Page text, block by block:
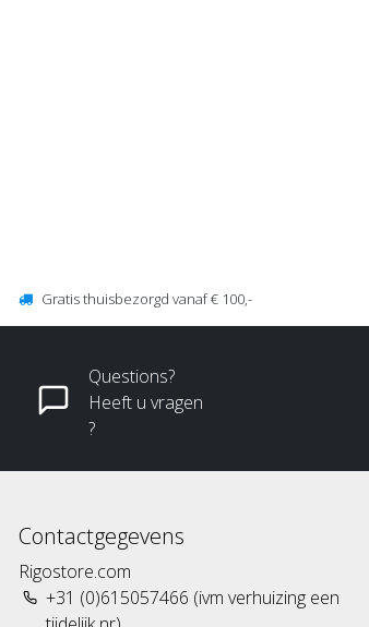
Gratis thuisbezorgd vanaf € 100,-
Questions?
Heeft u vragen
?
Contactgegevens
Rigostore.com
+31 (0)615057466 (ivm verhuizing een